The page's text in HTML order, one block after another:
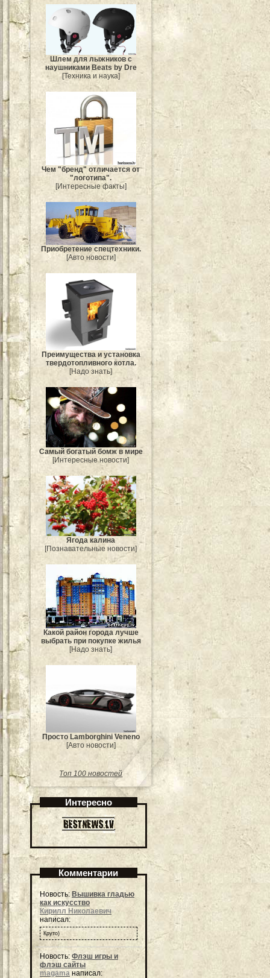
Шлем для лыжников с
наушниками Beats by Dre
[Техника и наука]
Чем "бренд" отличается от
"логотипа".
[Интересные факты]
Приобретение спецтехники.
[Авто новости]
Преимущества и установка
твердотопливного котла.
[Надо знать]
Самый богатый бомж в мире
[Интересные новости]
Ягода калина
[Познавательные новости]
Какой район города лучше
выбрать при покупке жилья
[Надо знать]
Просто Lamborghini Veneno
[Авто новости]
Топ 100 новостей
Интересно
Комментарии
Новость: Вышивка гладью
как искусство
Кирилл Николаевич
написал:
Круто)
Новость: Флэш игры и
флэш сайты
magama написал: